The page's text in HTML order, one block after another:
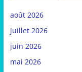
août 2026
juillet 2026
juin 2026
mai 2026